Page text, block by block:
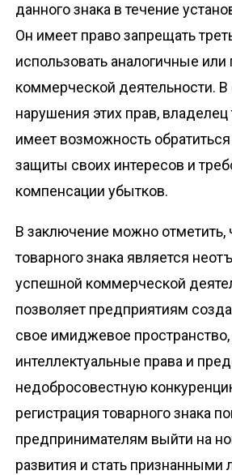
данного знака в течение
Он имеет право запрещать
использовать аналогичные
коммерческой деятельности. В
нарушения этих прав, владелец
имеет возможность
защиты своих интересов и
компенсации убытков.
В заключение можно отметить,
товарного знака является
успешной коммерческой
позволяет предприятиям
свое имиджевое
интеллектуальные права и
недобросовестную
регистрация товарного знака
предпринимателям выйти на
развития и стать признанными